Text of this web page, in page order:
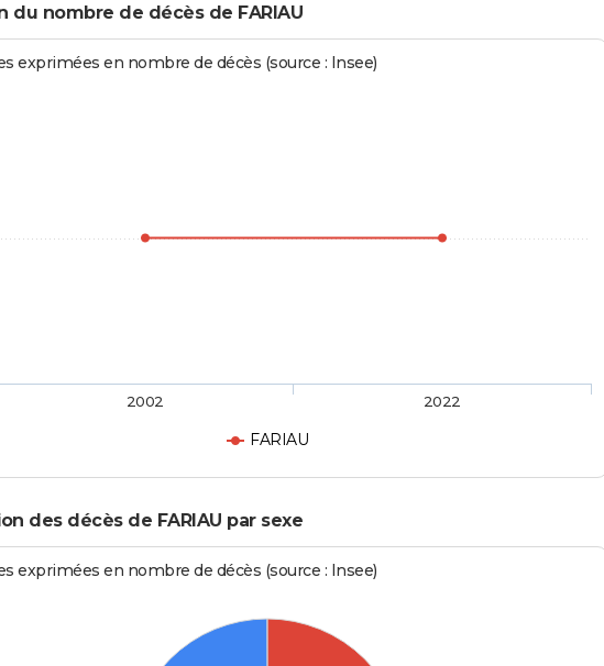
du nombre de décès de FARIAU
exprimées en nombre de décès (source : Insee)
FARIAU
2002 2022
des décès de FARIAU par sexe
exprimées en nombre de décès (source : Insee)